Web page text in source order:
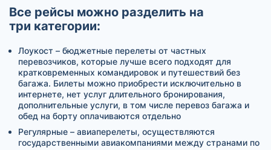
Все рейсы можно разделить на
три категории:
Лоукост – бюджетные перелеты от частных
перевозчиков, которые лучше всего подходят для
кратковременных командировок и путешествий без
багажа. Билеты можно приобрести исключительно в
интернете, нет услуг длительного бронирования,
дополнительные услуги, в том числе перевоз багажа и
обед на борту оплачиваются отдельно
Регулярные – авиаперелеты, осуществляются
государственными авиакомпаниями между странами по